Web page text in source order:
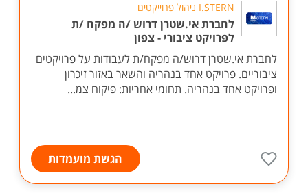
I.STERN ניהול פרוייקטים
לחברת אי.שטרן דרוש /ה מפקח /ת
לפרויקט ציבורי - צפון
לחברת אי.שטרן דרוש/ה מפקח/ת לעבודות על פרויקטים
ציבוריים. פרויקט אחד בנהריה והשאר באזור זיכרון
ופרויקט אחד בנהריה. תחומי אחריות: פיקוח צמ...
הגשת מועמדות